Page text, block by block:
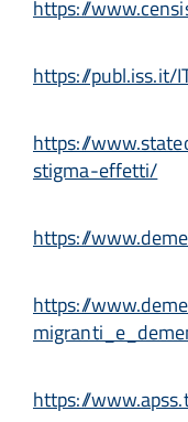
https://
https://publ.iss.it/
https://
stigma-effetti/
https://
https://
https://